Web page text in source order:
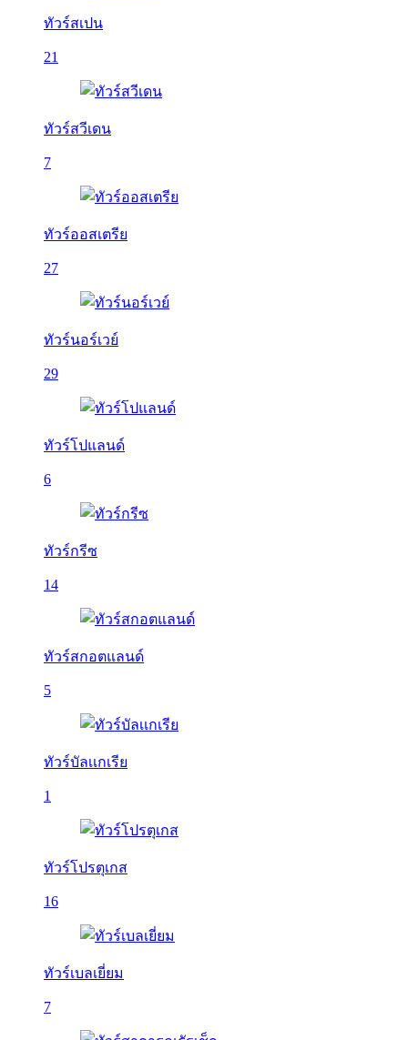
ทัวร์สเปน
21
ทัวร์สวีเดน
7
ทัวร์ออสเตรีย
27
ทัวร์นอร์เวย์
29
ทัวร์โปแลนด์
6
ทัวร์กรีซ
14
ทัวร์สกอตแลนด์
5
ทัวร์บัลเเกเรีย
1
ทัวร์โปรตุเกส
16
ทัวร์เบลเยี่ยม
7